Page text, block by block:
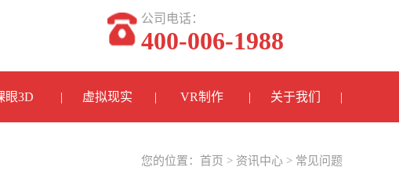
公司电话：
400-006-1988
眼3D 虚拟现实 VR制作 关于我们
您的位置： 首页 > 资讯中心 > 常见问题